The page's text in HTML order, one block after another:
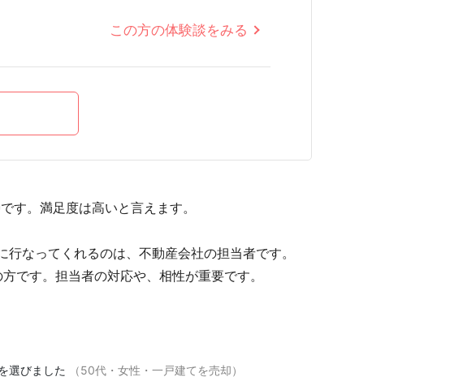
この方の体験談をみる
す。満足度は高いと言えます。
なってくれるのは、不動産会社の担当者です。
です。担当者の対応や、相性が重要です。
選びました （50代・女性・一戸建てを売却）